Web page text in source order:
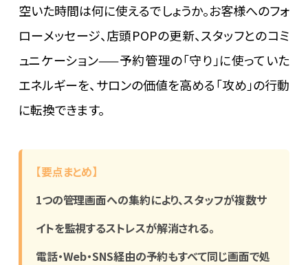
空いた時間は何に使えるでしょうか。お客様へのフォ
ローメッセージ、店頭POPの更新、スタッフとのコミ
ュニケーション——予約管理の「守り」に使っていた
エネルギーを、サロンの価値を高める「攻め」の行動
に転換できます。
【要点まとめ】
1つの管理画面への集約により、スタッフが複数サ
イトを監視するストレスが解消される。
電話・Web・SNS経由の予約もすべて同じ画面で処